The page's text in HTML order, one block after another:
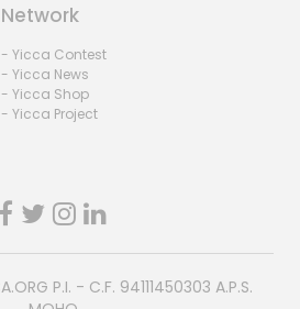
Network
- Yicca Contest
- Yicca News
- Yicca Shop
- Yicca Project
P.I. - C.F. 94111450303 A.P.S.